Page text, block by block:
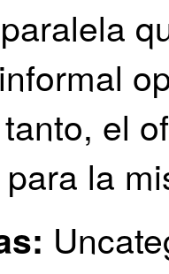
el
la